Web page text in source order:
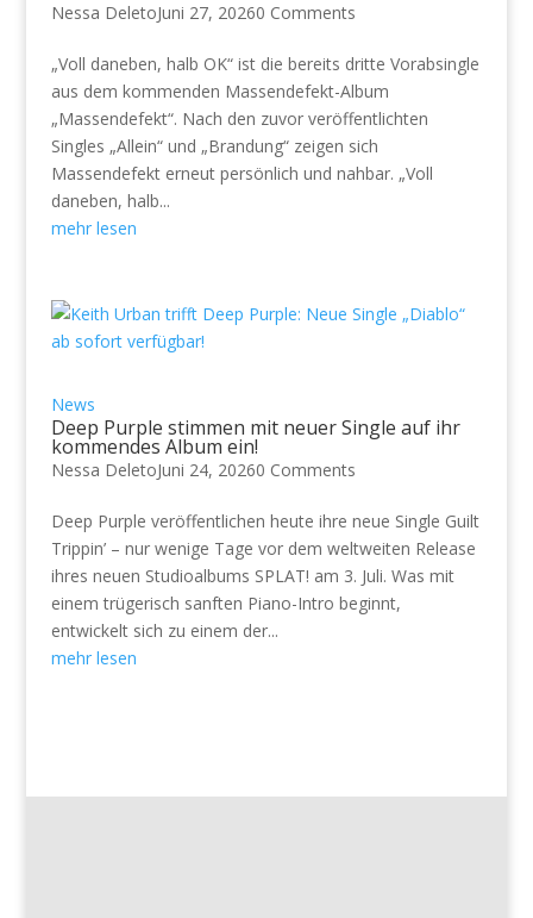
Nessa DeletoJuni 27, 20260 Comments
„Voll daneben, halb OK“ ist die bereits dritte Vorabsingle
aus dem kommenden Massendefekt-Album
„Massendefekt“. Nach den zuvor veröffentlichten
Singles „Allein“ und „Brandung“ zeigen sich
Massendefekt erneut persönlich und nahbar. „Voll
daneben, halb...
mehr lesen
News
Deep Purple stimmen mit neuer Single auf ihr
kommendes Album ein!
Nessa DeletoJuni 24, 20260 Comments
Deep Purple veröffentlichen heute ihre neue Single Guilt
Trippin’ – nur wenige Tage vor dem weltweiten Release
ihres neuen Studioalbums SPLAT! am 3. Juli. Was mit
einem trügerisch sanften Piano-Intro beginnt,
entwickelt sich zu einem der...
mehr lesen